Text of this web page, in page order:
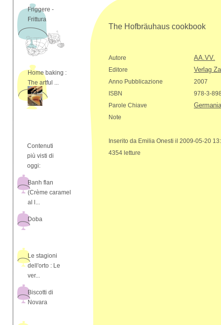
Friggere -
Frittura
Home baking :
The artful ...
Contenuti
più visti di
oggi:
Banh flan
(Crème caramel
al l...
Doba
Le stagioni
dell'orto : Le
ver...
Biscotti di
Novara
The Hofbräuhaus cookbook
Autore AA.VV.
Editore Verlag
Anno Pubblicazione
2007
ISBN
978-3-
Parole Chiave
Germania
Note
Inserito da Emilia Onesti il 2009-05-20
4354 letture